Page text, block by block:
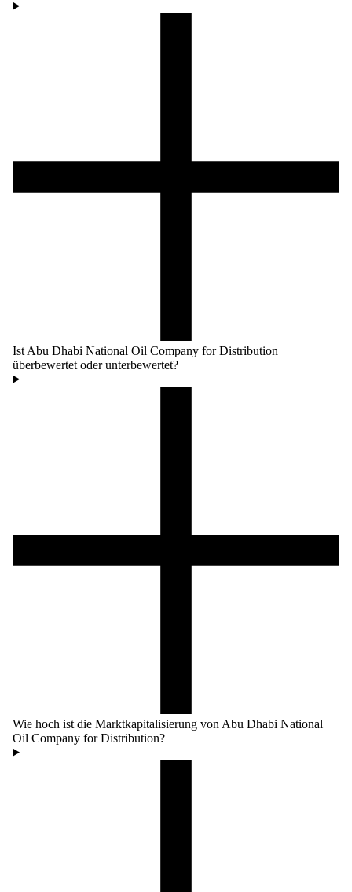
Ist Abu Dhabi National Oil Company for Distribution
überbewertet oder unterbewertet?
Wie hoch ist die Marktkapitalisierung von Abu Dhabi National
Oil Company for Distribution?